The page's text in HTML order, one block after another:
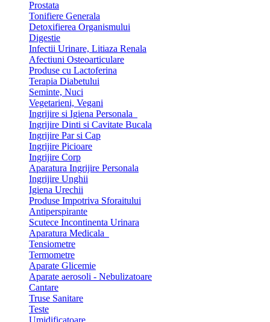
Prostata
Tonifiere Generala
Detoxifierea Organismului
Digestie
Infectii Urinare, Litiaza Renala
Afectiuni Osteoarticulare
Produse cu Lactoferina
Terapia Diabetului
Seminte, Nuci
Vegetarieni, Vegani
Ingrijire si Igiena Personala
Ingrijire Dinti si Cavitate Bucala
Ingrijire Par si Cap
Ingrijire Picioare
Ingrijire Corp
Aparatura Ingrijire Personala
Ingrijire Unghii
Igiena Urechii
Produse Impotriva Sforaitului
Antiperspirante
Scutece Incontinenta Urinara
Aparatura Medicala
Tensiometre
Termometre
Aparate Glicemie
Aparate aerosoli - Nebulizatoare
Cantare
Truse Sanitare
Teste
Umidificatoare